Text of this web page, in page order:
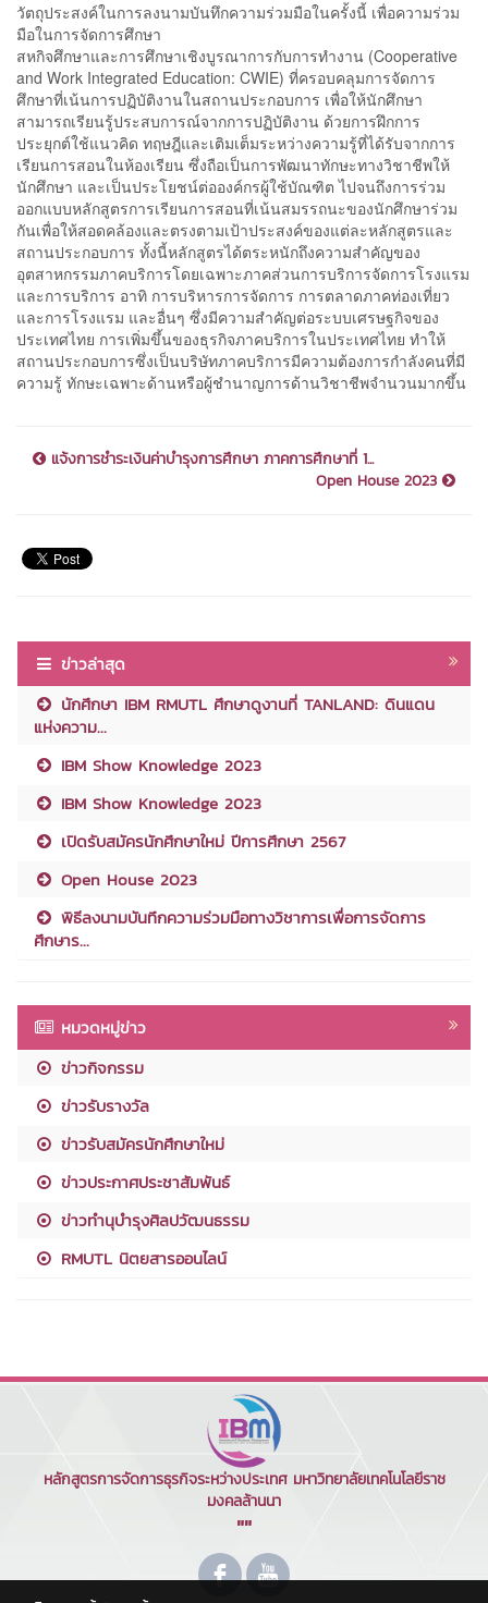
วัตถุประสงค์ในการลงนามบันทึกความร่วมมือในครั้งนี้ เพื่อความร่วม
มือในการจัดการศึกษา
สหกิจศึกษาและการศึกษาเชิงบูรณาการกับการทำงาน (Cooperative
and Work Integrated Education: CWIE) ที่ครอบคลุมการจัดการ
ศึกษาที่เน้นการปฏิบัติงานในสถานประกอบการ เพื่อให้นักศึกษา
สามารถเรียนรู้ประสบการณ์จากการปฏิบัติงาน ด้วยการฝึกการ
ประยุกต์ใช้แนวคิด ทฤษฎีและเติมเต็มระหว่างความรู้ที่ได้รับจากการ
เรียนการสอนในห้องเรียน ซึ่งถือเป็นการพัฒนาทักษะทางวิชาชีพให้
นักศึกษา และเป็นประโยชน์ต่อองค์กรผู้ใช้บัณฑิต ไปจนถึงการร่วม
ออกแบบหลักสูตรการเรียนการสอนที่เน้นสมรรถนะของนักศึกษาร่วม
กันเพื่อให้สอดคล้องและตรงตามเป้าประสงค์ของแต่ละหลักสูตรและ
สถานประกอบการ ทั้งนี้หลักสูตรได้ตระหนักถึงความสำคัญของ
อุตสาหกรรมภาคบริการโดยเฉพาะภาคส่วนการบริการจัดการโรงแรม
และการบริการ อาทิ การบริหารการจัดการ การตลาดภาคท่องเที่ยว
และการโรงแรม และอื่นๆ ซึ่งมีความสำคัญต่อระบบเศรษฐกิจของ
ประเทศไทย การเพิ่มขึ้นของธุรกิจภาคบริการในประเทศไทย ทำให้
สถานประกอบการซึ่งเป็นบริษัทภาคบริการมีความต้องการกำลังคนที่มี
ความรู้ ทักษะเฉพาะด้านหรือผู้ชำนาญการด้านวิชาชีพจำนวนมากขึ้น
แจ้งการชำระเงินค่าบำรุงการศึกษา ภาคการศึกษาที่ 1...
Open House 2023
ข่าวล่าสุด
นักศึกษา IBM RMUTL ศึกษาดูงานที่ TANLAND: ดินแดน
แห่งความ...
IBM Show Knowledge 2023
IBM Show Knowledge 2023
เปิดรับสมัครนักศึกษาใหม่ ปีการศึกษา 2567
Open House 2023
พิธีลงนามบันทึกความร่วมมือทางวิชาการเพื่อการจัดการ
ศึกษาร...
หมวดหมู่ข่าว
ข่าวกิจกรรม
ข่าวรับรางวัล
ข่าวรับสมัครนักศึกษาใหม่
ข่าวประกาศประชาสัมพันธ์
ข่าวทำนุบำรุงศิลปวัฒนธรรม
RMUTL นิตยสารออนไลน์
หลักสูตรการจัดการธุรกิจระหว่างประเทศ มหาวิทยาลัยเทคโนโลยีราช
มงคลล้านนา
""